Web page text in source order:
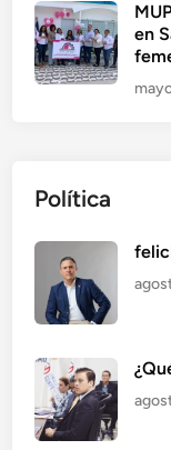
en
Política